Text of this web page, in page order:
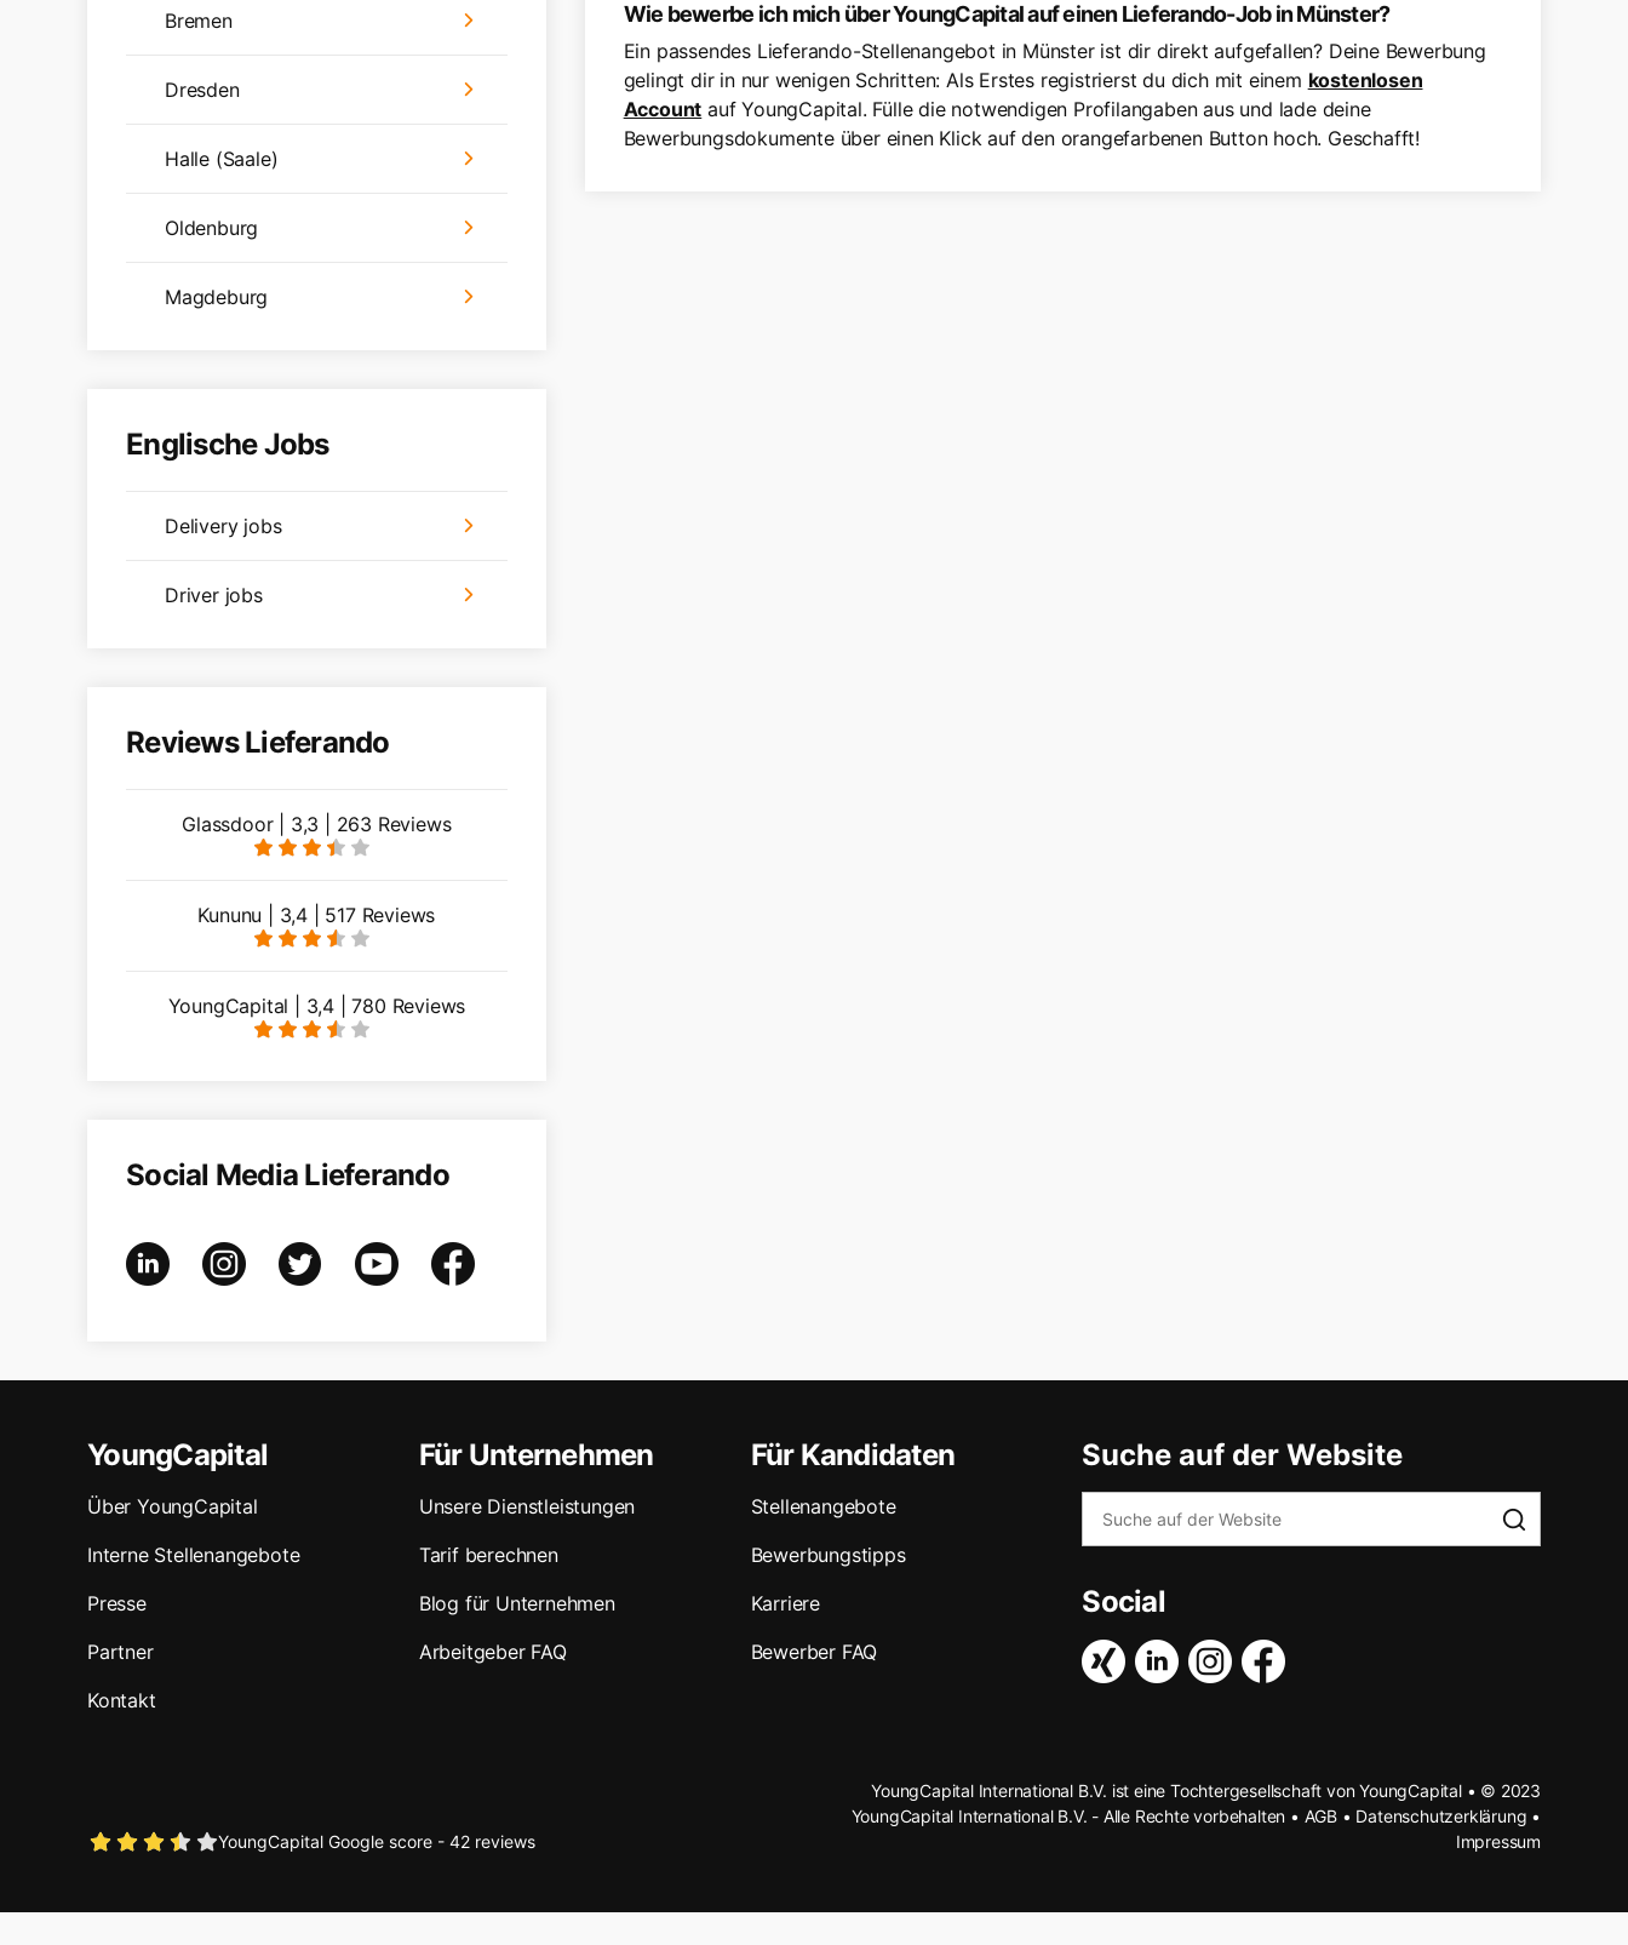
Bremen
Dresden
Halle (Saale)
Oldenburg
Magdeburg
Englische Jobs
Delivery jobs
Driver jobs
Reviews Lieferando
Glassdoor | 3,3 | 263 Reviews
Kununu | 3,4 | 517 Reviews
YoungCapital | 3,4 | 780 Reviews
Social Media Lieferando
Wie bewerbe ich mich über YoungCapital auf einen Lieferando-Job in Münster?
Ein passendes Lieferando-Stellenangebot in Münster ist dir direkt aufgefallen? Deine Bewerbung
gelingt dir in nur wenigen Schritten: Als Erstes registrierst du dich mit einem kostenlosen
Account auf YoungCapital. Fülle die notwendigen Profilangaben aus und lade deine
Bewerbungsdokumente über einen Klick auf den orangefarbenen Button hoch. Geschafft!
YoungCapital
Über YoungCapital
Interne Stellenangebote
Presse
Partner
Kontakt
Für Unternehmen
Unsere Dienstleistungen
Tarif berechnen
Blog für Unternehmen
Arbeitgeber FAQ
Für Kandidaten
Stellenangebote
Bewerbungstipps
Karriere
Bewerber FAQ
Suche auf der Website
Social
YoungCapital Google score - 42 reviews
YoungCapital International B.V. ist eine Tochtergesellschaft von YoungCapital • © 2023
YoungCapital International B.V. - Alle Rechte vorbehalten • AGB• Datenschutzerklärung •
Impressum